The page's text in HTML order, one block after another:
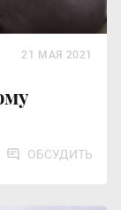
21 МАЯ 2021
ОБСУДИТЬ